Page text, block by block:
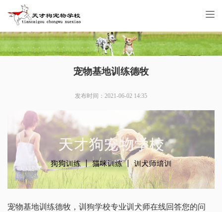
宠物基地训练德牧
发布时间：2021-06-02 14:35
宠物基地训练德牧，训狗学校专业训犬师在线回答您的问